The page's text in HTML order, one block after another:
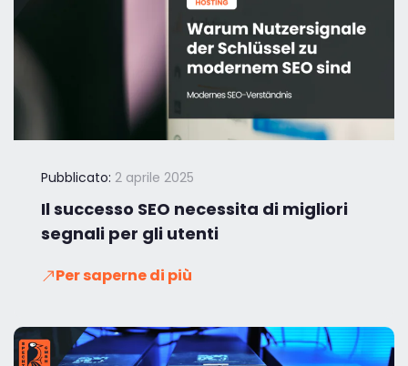
Pubblicato: 2 aprile 2025
Il successo SEO necessita di migliori
segnali per gli utenti
Per saperne di più